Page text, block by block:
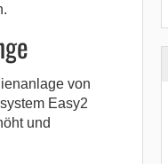
von
Easy2
und